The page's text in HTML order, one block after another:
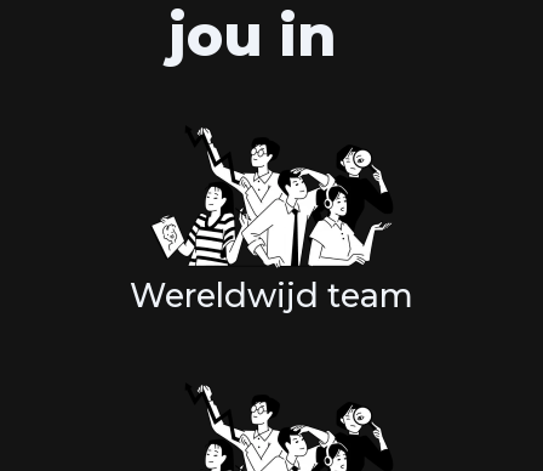
jou in
Wereldwijd team